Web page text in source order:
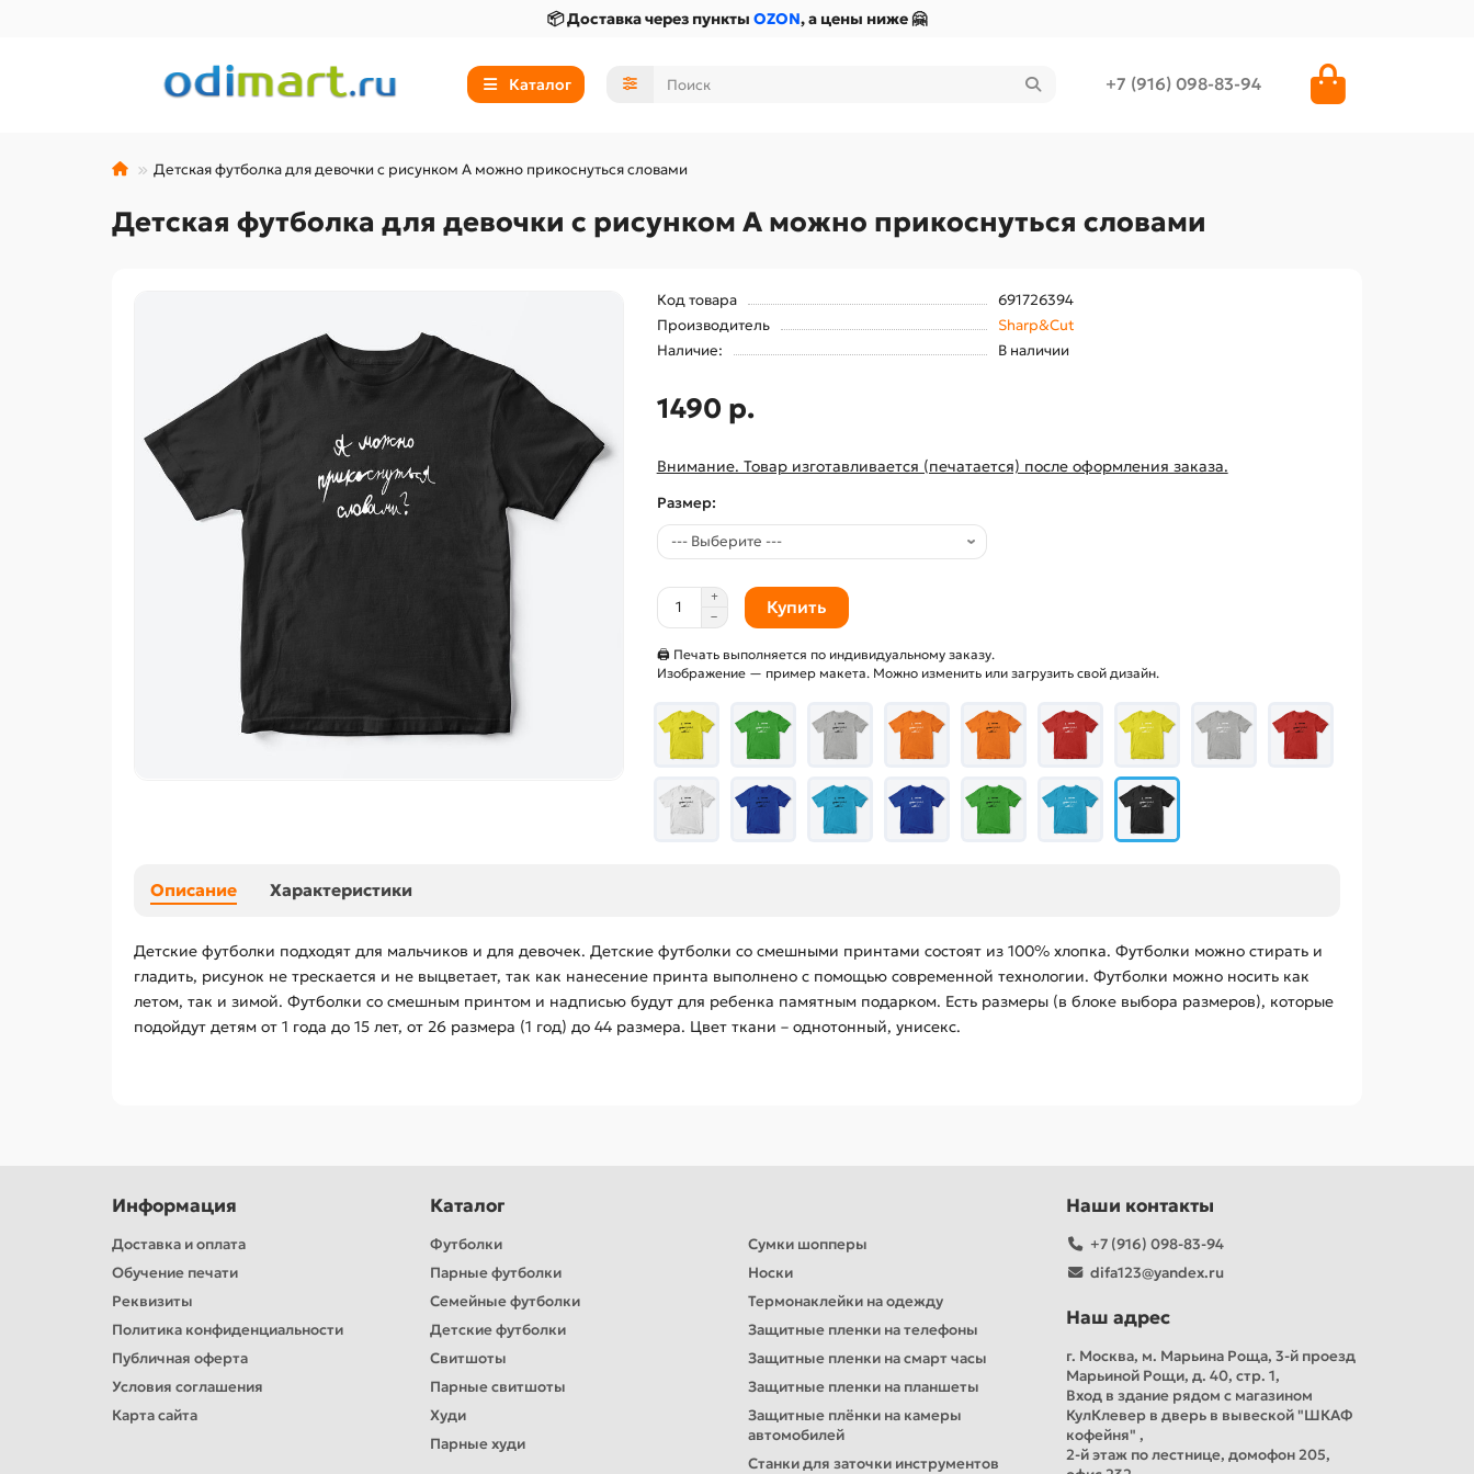
📦 Доставка через пункты OZON, а цены ниже 🤗
Каталог +7 (916) 098-83-94
Детская футболка для девочки с рисунком А можно прикоснуться словами
Детская футболка для девочки с рисунком А можно прикоснуться словами
Код товара
691726394
Производитель
Sharp&Cut
Наличие:
В наличии
1490 р.
Внимание. Товар изготавливается (печатается) после оформления заказа.
Размер:
Купить
🖨 Печать выполняется по индивидуальному заказу.
Изображение — пример макета. Можно изменить или загрузить свой дизайн.
Описание Характеристики
Детские футболки подходят для мальчиков и для девочек. Детские футболки со смешными принтами состоят из 100% хлопка. Футболки можно стирать и
гладить, рисунок не трескается и не выцветает, так как нанесение принта выполнено с помощью современной технологии. Футболки можно носить как
летом, так и зимой. Футболки со смешным принтом и надписью будут для ребенка памятным подарком. Есть размеры (в блоке выбора размеров), которые
подойдут детям от 1 года до 15 лет, от 26 размера (1 год) до 44 размера. Цвет ткани – однотонный, унисекс.
Информация
Доставка и оплата
Обучение печати
Реквизиты
Политика конфиденциальности
Публичная оферта
Условия соглашения
Карта сайта
Каталог
Футболки
Парные футболки
Семейные футболки
Детские футболки
Свитшоты
Парные свитшоты
Худи
Парные худи
Сумки шопперы
Носки
Термонаклейки на одежду
Защитные пленки на телефоны
Защитные пленки на смарт часы
Защитные пленки на планшеты
Защитные плёнки на камеры
автомобилей
Станки для заточки инструментов
Наши контакты
+7 (916) 098-83-94
difa123@yandex.ru
Наш адрес
г. Москва, м. Марьина Роща, 3-й проезд
Марьиной Рощи, д. 40, стр. 1,
Вход в здание рядом с магазином
КулКлевер в дверь в вывеской "ШКАФ
кофейня" ,
2-й этаж по лестнице, домофон 205,